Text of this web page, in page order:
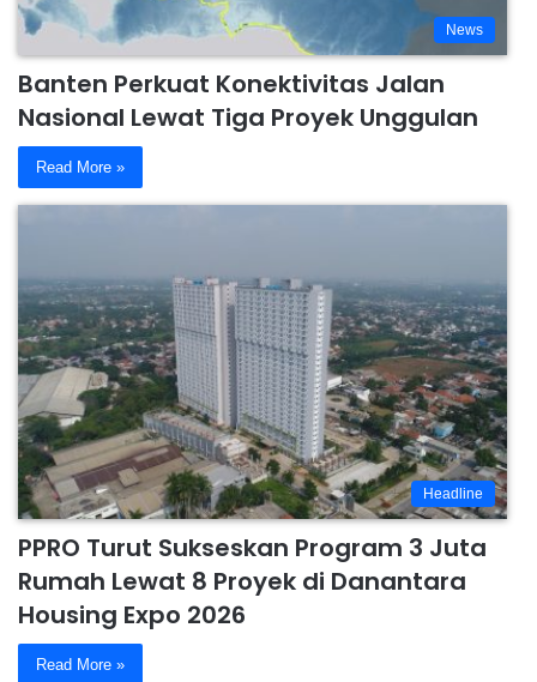
News
Banten Perkuat Konektivitas Jalan
Nasional Lewat Tiga Proyek Unggulan
Read More »
Headline
PPRO Turut Sukseskan Program 3 Juta
Rumah Lewat 8 Proyek di Danantara
Housing Expo 2026
Read More »